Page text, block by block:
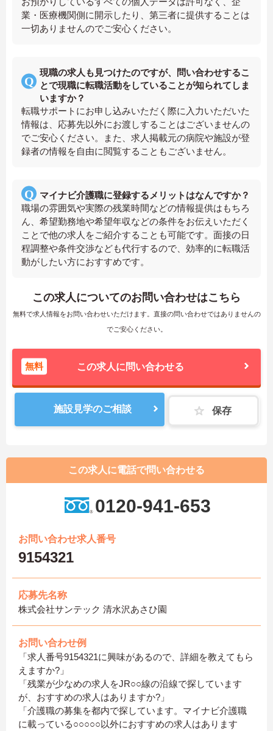
業・医療機関側に開示したり、第三者に提供することは
一切ありませんのでご安心ください。
現職の求人も見つけたのですが、問い合わせするこ
とで現職に転職活動をしていることが知られてしま
いますか？
転職サポートにお申し込みいただく際に入力いただいた
情報は、応募先以外にお渡しすることはございませんの
でご安心ください。また、求人掲載元の病院や施設が登
録者の情報を自由に閲覧することもございません。
マイナビ介護職に登録するメリットはなんですか？
職場の雰囲気や実際の残業時間などの情報提供はもちろ
ん、希望勤務地や希望年収などの条件をお伝えいただく
ことで他の求人をご紹介することも可能です。面接の日
程調整や条件交渉なども代行するので、効率的に転職活
動がしたい方におすすめです。
この求人についてのお問い合わせはこちら
無料で求人情報をお問い合わせいただけます。直接の問い合わせではありませんの
でご安心ください。
無料 この求人に問い合わせる
施設見学のご相談 保存
この求人に電話で問い合わせる
0120-941-653
お問い合わせ求人番号
9154321
応募先名称
株式会社サンテック 清水沢あさひ園
お問い合わせ例
「求人番号9154321に興味があるので、詳細を教えてもら
えますか?」
「残業が少なめの求人をJR○○線の沿線で探しています
が、おすすめの求人はありますか?」
「介護職の募集を都内で探しています。マイナビ介護職
に載っている○○○○○以外におすすめの求人はあります